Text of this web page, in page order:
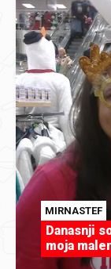
MIRNASTEF
Danasnji
moja